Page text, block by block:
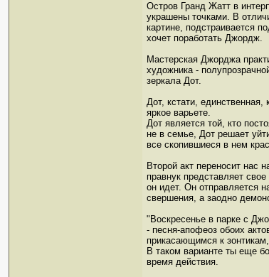
Остров Гранд Жатт в
украшены точками. В
картине, подстраивается
хочет поработать Джордж.
Мастерская Джорджа
художника -
зеркала Дот.
Дот, кстати,
яркое варьете.
Дот является той, кто
не в семье, Дот решает
все скопившиеся в нем
Второй акт переносит нас
правнук представляет
он идет. Он отправляется
свершения, а заодно
"Воскресенье в парке с
- песня-апофеоз обоих
прикасающимся к
В таком варианте ты еще
время действия.